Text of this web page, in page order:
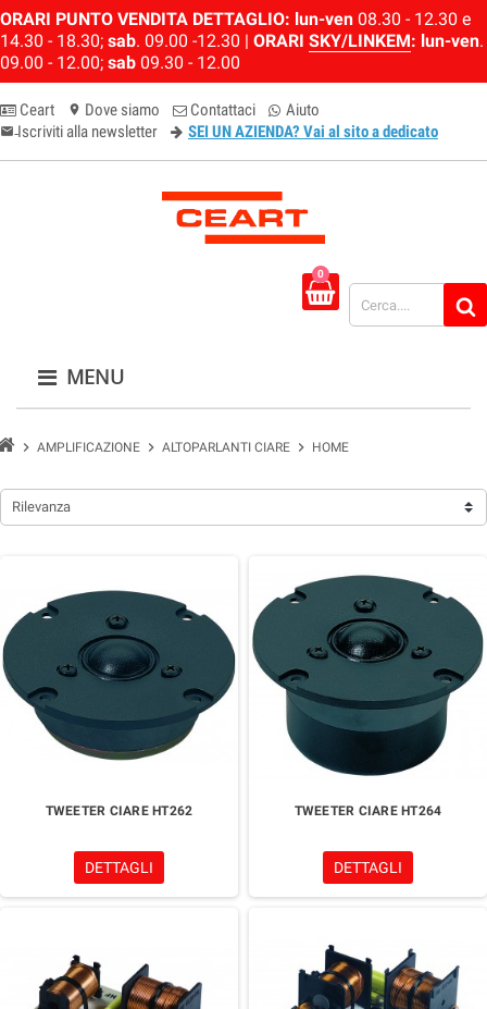
ORARI PUNTO VENDITA DETTAGLIO: lun-ven 08.30 - 12.30 e
14.30 - 18.30; sab. 09.00 -12.30 | ORARI SKY/LINKEM: lun-ven.
09.00 - 12.00; sab 09.30 - 12.00
Ceart location_on Dove siamo Contattaci Aiuto
email-newsletter
Iscriviti alla newsletter SEI UN AZIENDA? Vai al sito a dedicato
0
MENU
chevron_right AMPLIFICAZIONE chevron_right ALTOPARLANTI CIARE chevron_right HOME
Rilevanza
TWEETER CIARE HT262
DETTAGLI
TWEETER CIARE HT264
DETTAGLI